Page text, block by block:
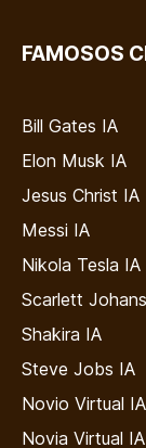
FAMOSOS
Bill Gates IA
Elon Musk IA
Jesus Christ IA
Messi IA
Nikola Tesla IA
Scarlett
Shakira IA
Steve Jobs IA
Novio Virtual IA
Novia Virtual IA